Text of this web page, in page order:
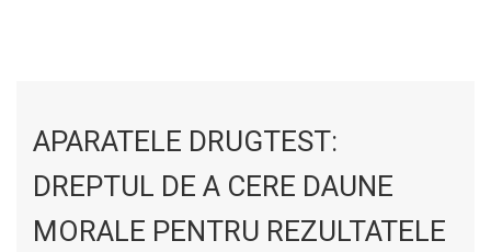
APARATELE DRUGTEST:
DREPTUL DE A CERE DAUNE
MORALE PENTRU REZULTATELE